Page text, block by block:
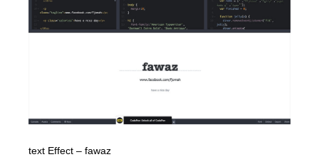
text Effect – fawaz